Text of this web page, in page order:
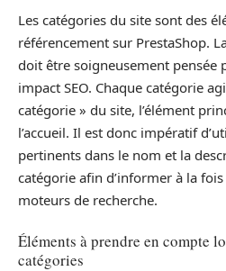
Les catégories du site sont des
référencement sur PrestaShop.
doit être soigneusement pensée
impact SEO. Chaque catégorie
catégorie » du site, l’élément
l’accueil. Il est donc impératif
pertinents dans le nom et la
catégorie afin d’informer à la
moteurs de recherche.
Éléments à prendre en compte
catégories